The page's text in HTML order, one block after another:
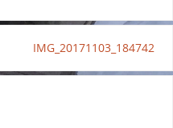
IMG_20171103_184742